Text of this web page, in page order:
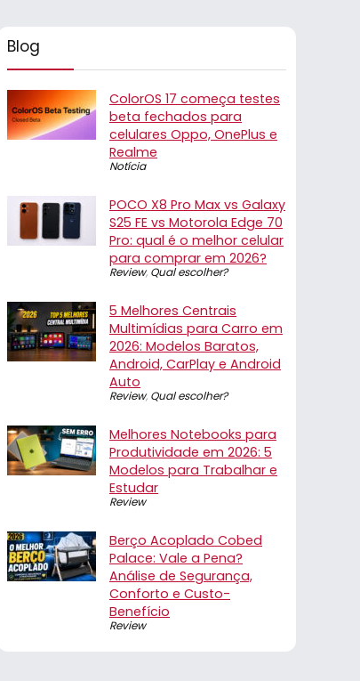
Blog
ColorOS 17 começa testes
beta fechados para
celulares Oppo, OnePlus e
Realme
Notícia
POCO X8 Pro Max vs Galaxy
S25 FE vs Motorola Edge 70
Pro: qual é o melhor celular
para comprar em 2026?
Review, Qual escolher?
5 Melhores Centrais
Multimídias para Carro em
2026: Modelos Baratos,
Android, CarPlay e Android
Auto
Review, Qual escolher?
Melhores Notebooks para
Produtividade em 2026: 5
Modelos para Trabalhar e
Estudar
Review
Berço Acoplado Cobed
Palace: Vale a Pena?
Análise de Segurança,
Conforto e Custo-
Benefício
Review